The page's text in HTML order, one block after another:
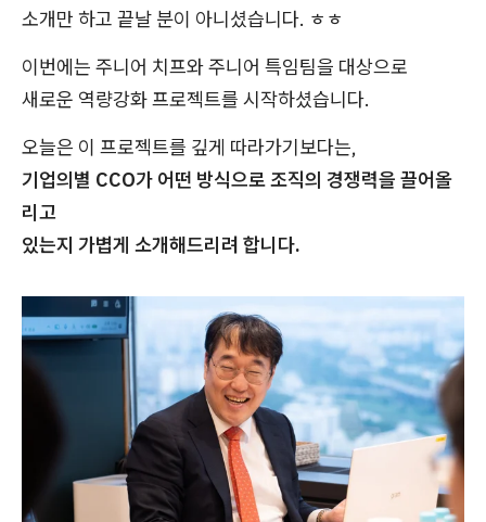
소개만 하고 끝날 분이 아니셨습니다. ㅎㅎ
이번에는 주니어 치프와 주니어 특임팀을 대상으로
새로운 역량강화 프로젝트를 시작하셨습니다.
오늘은 이 프로젝트를 깊게 따라가기보다는,
기업의별 CCO가 어떤 방식으로 조직의 경쟁력을 끌어올
리고
있는지 가볍게 소개해드리려 합니다.